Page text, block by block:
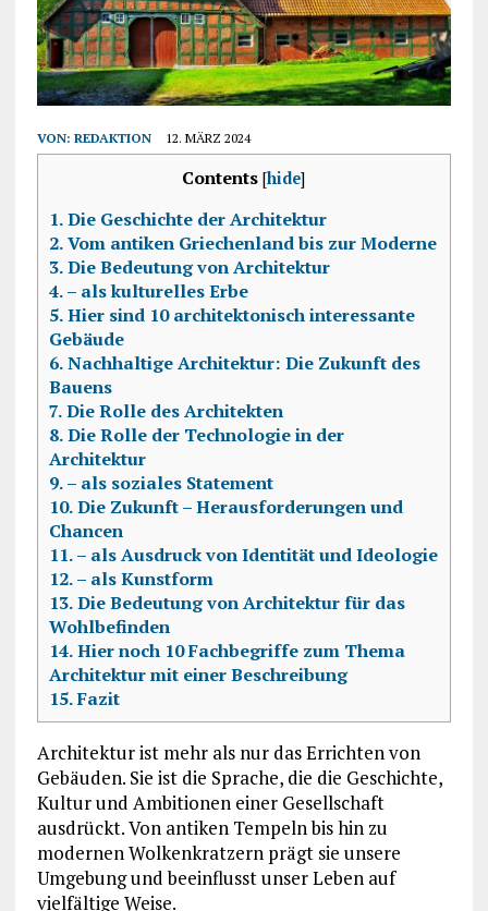
VON: REDAKTION 12. MÄRZ 2024
Contents [hide]
1.Die Geschichte der Architektur
2.Vom antiken Griechenland bis zur Moderne
3.Die Bedeutung von Architektur
4.– als kulturelles Erbe
5.Hier sind 10 architektonisch interessante
Gebäude
6.Nachhaltige Architektur: Die Zukunft des
Bauens
7.Die Rolle des Architekten
8.Die Rolle der Technologie in der
Architektur
9.– als soziales Statement
10.Die Zukunft – Herausforderungen und
Chancen
11.– als Ausdruck von Identität und Ideologie
12.– als Kunstform
13.Die Bedeutung von Architektur für das
Wohlbefinden
14.Hier noch 10 Fachbegriffe zum Thema
Architektur mit einer Beschreibung
15.Fazit
Architektur ist mehr als nur das Errichten von
Gebäuden. Sie ist die Sprache, die die Geschichte,
Kultur und Ambitionen einer Gesellschaft
ausdrückt. Von antiken Tempeln bis hin zu
modernen Wolkenkratzern prägt sie unsere
Umgebung und beeinflusst unser Leben auf
vielfältige Weise.